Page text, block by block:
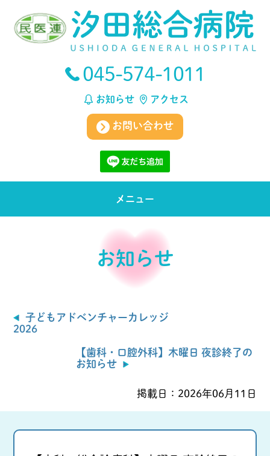
045-574-1011
お知らせ アクセス
お問い合わせ
メニュー
お知らせ
子どもアドベンチャーカレッジ
2026
【歯科・口腔外科】木曜日 夜診終了の
お知らせ
掲載日： 2026年06月11日